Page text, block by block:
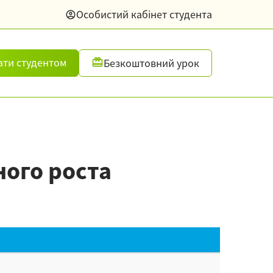
Особистий кабінет студента
студентом Безкоштовний урок
роста